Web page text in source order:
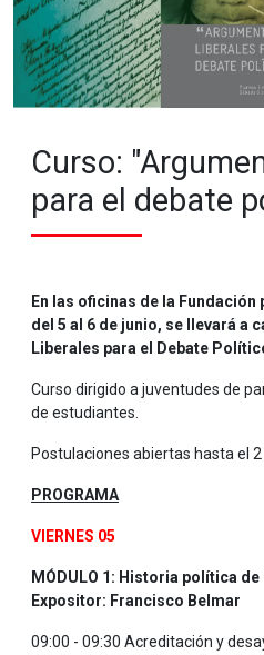
Curso:
para el debate
En las oficinas de la
del 5 al 6 de junio, se llevará a
Liberales para el Debate
Curso dirigido a juventudes de
de estudiantes.
Postulaciones abiertas hasta el 2
PROGRAMA
VIERNES 05
MÓDULO 1: Historia política de
Expositor: Francisco Belmar
09:00 - 09:30 Acreditación y